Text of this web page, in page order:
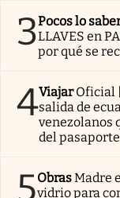
3Pocos lo
LLAVES en
por qué se
4Viajar Oficial
salida de
venezolanos
del pasaporte
5ObrasMadre
vidrio para